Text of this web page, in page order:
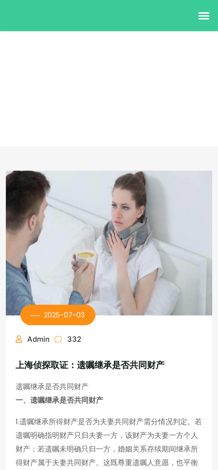
2025-07-03
Admin 332
上海侦探取证：遗嘱继承是否共同财产
遗嘱继承是否共同财产
一、遗嘱继承是否共同财产
1.遗嘱继承所得财产是否为夫妻共同财产需分情况判定。若
遗嘱明确指明财产只归夫妻一方，该财产为夫妻一方个人
财产；若遗嘱未明确只归一方，婚姻关系存续期间继承所
得财产属于夫妻共同财产。这既尊重遗嘱人意愿，也平衡